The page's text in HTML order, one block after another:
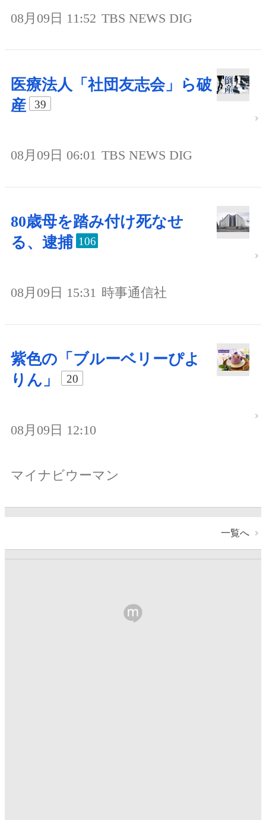
08月09日 11:52 TBS NEWS DIG
医療法人「社団友志会」ら破
産
39
08月09日 06:01 TBS NEWS DIG
80歳母を踏み付け死なせ
る、逮捕 106
08月09日 15:31 時事通信社
紫色の「ブルーベリーぴよ
りん」
20
08月09日 12:10
マイナビウーマン
一覧へ